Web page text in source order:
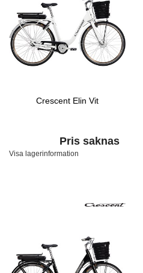
Crescent Elin Vit
Pris saknas
Visa lagerinformation